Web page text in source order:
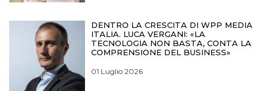
DENTRO LA CRESCITA DI WPP MEDIA
ITALIA. LUCA VERGANI: «LA
TECNOLOGIA NON BASTA, CONTA LA
COMPRENSIONE DEL BUSINESS»
01 Luglio 2026